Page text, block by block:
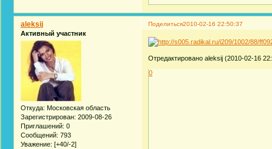
Поделиться2010-02-16 22:50:37
aleksij
Активный участник
Откуда: Московская область
Зарегистрирован: 2009-08-26
Приглашений: 0
Сообщений: 793
Уважение: [+40/-2]
Отредактировано aleksij (2010-02-16
0